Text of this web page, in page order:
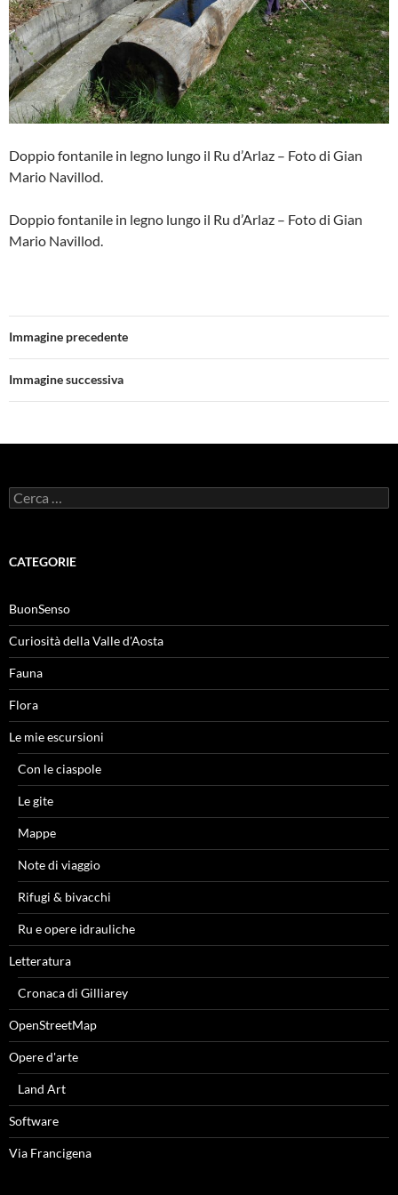
Doppio fontanile in legno lungo il Ru d’Arlaz – Foto di Gian
Mario Navillod.
Doppio fontanile in legno lungo il Ru d’Arlaz – Foto di Gian
Mario Navillod.
Immagine precedente
Immagine successiva
Ricerca
per:
CATEGORIE
BuonSenso
Curiosità della Valle d'Aosta
Fauna
Flora
Le mie escursioni
Con le ciaspole
Le gite
Mappe
Note di viaggio
Rifugi & bivacchi
Ru e opere idrauliche
Letteratura
Cronaca di Gilliarey
OpenStreetMap
Opere d'arte
Land Art
Software
Via Francigena